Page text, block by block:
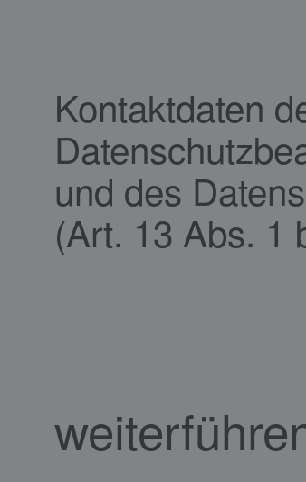
Kontaktdaten
und des
(Art. 13 Abs. 1